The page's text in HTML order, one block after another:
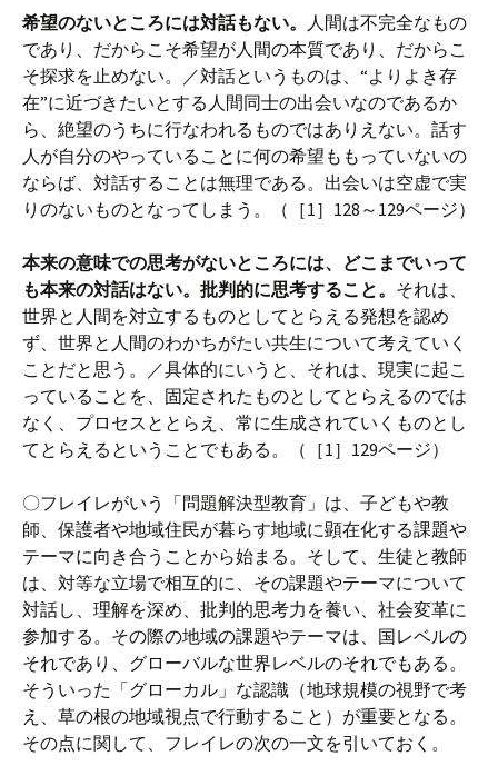
希望のないところには対話もない。 人間は不完全なもの
であり、だからこそ希望が人間の本質であり、だからこ
そ探求を止めない。／対話というものは、“よりよき存
在”に近づきたいとする人間同士の出会いなのであるか
ら、絶望のうちに行なわれるものではありえない。話す
人が自分のやっていることに何の希望ももっていないの
ならば、対話することは無理である。出会いは空虚で実
りのないものとなってしまう。（［1］128～129ページ）
本来の意味での思考がないところには、どこまでいって
も本来の対話はない。批判的に思考すること。 それは、
世界と人間を対立するものとしてとらえる発想を認め
ず、世界と人間のわかちがたい共生について考えていく
ことだと思う。／具体的にいうと、それは、現実に起こ
っていることを、固定されたものとしてとらえるのでは
なく、プロセスととらえ、常に生成されていくものとし
てとらえるということでもある。（［1］129ページ）
〇フレイレがいう「問題解決型教育」は、子どもや教
師、保護者や地域住民が暮らす地域に顕在化する課題や
テーマに向き合うことから始まる。そして、生徒と教師
は、対等な立場で相互的に、その課題やテーマについて
対話し、理解を深め、批判的思考力を養い、社会変革に
参加する。その際の地域の課題やテーマは、国レベルの
それであり、グローバルな世界レベルのそれでもある。
そういった「グローカル」な認識（地球規模の視野で考
え、草の根の地域視点で行動すること）が重要となる。
その点に関して、フレイレの次の一文を引いておく。